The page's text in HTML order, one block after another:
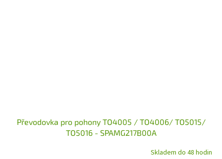
Převodovka pro pohony TO4005 / TO4006/ TO5015/
TO5016 - SPAMG217B00A
Skladem do 48 hodin